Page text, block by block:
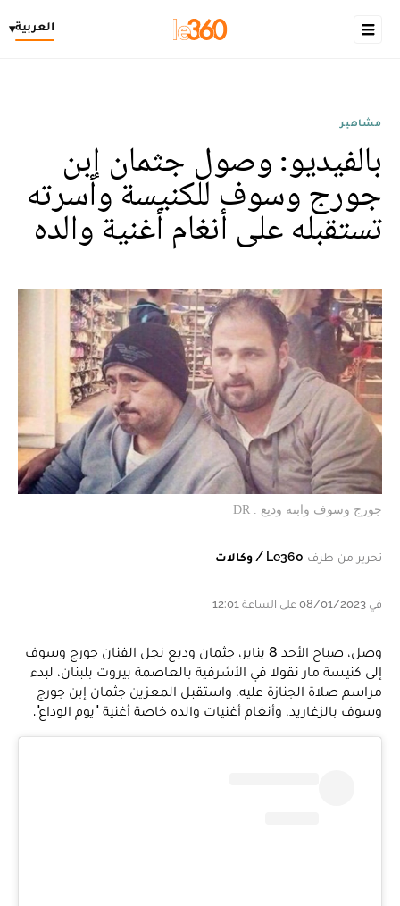
العربية▾
مشاهير
بالفيديو: وصول جثمان إبن
جورج وسوف للكنيسة وأسرته
تستقبله على أنغام أغنية والده
جورج وسوف وابنه وديع . DR
تحرير من طرف Le360 / وكالات
في 08/01/2023 على الساعة 12:01
وصل، صباح الأحد 8 يناير، جثمان وديع نجل الفنان جورج وسوف
إلى كنيسة مار نقولا في الأشرفية بالعاصمة بيروت بلبنان، لبدء
مراسم صلاة الجنازة عليه، واستقبل المعزين جثمان إبن جورج
وسوف بالزغاريد، وأنغام أغنيات والده خاصة أغنية "يوم الوداع".